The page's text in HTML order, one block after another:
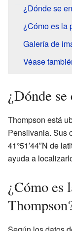
¿Dónde se
¿Cómo es la
Galería de
Véase
¿Dónde
Thompson está
Pensilvania. Sus
41°51′44″N de
ayuda a
¿Cómo es